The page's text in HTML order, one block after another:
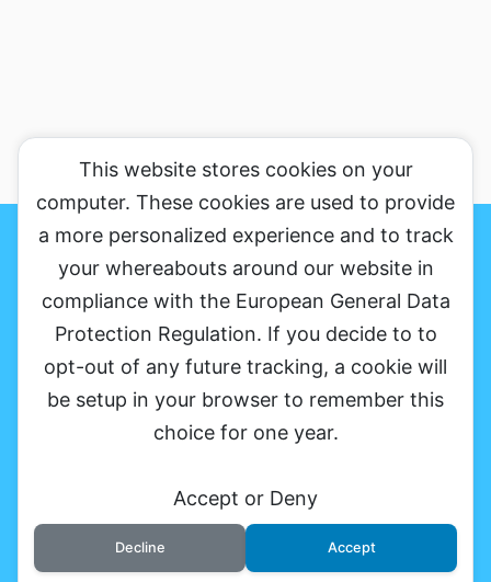
おかりんのブログの魅力、がっちり伝えますのサイトマップ
プライバシ
ーポリシー&免罪事項
お問い合わせ
ソーシャルメディアだから銀河まで発信する
© 2026 おかりん🍎流ブログの魅力の解説、こころから伝えます。
This website stores cookies on your
computer. These cookies are used to provide
a more personalized experience and to track
your whereabouts around our website in
compliance with the European General Data
Protection Regulation. If you decide to to
opt-out of any future tracking, a cookie will
be setup in your browser to remember this
choice for one year.
Accept or Deny
Decline Accept